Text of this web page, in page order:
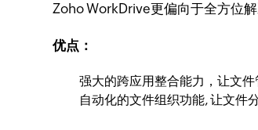
Zoho WorkDrive更偏向于全方位
优点：
强大的跨应用整合能力，让文
自动化的文件组织功能, 让文件